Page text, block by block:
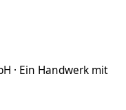
· Ein Handwerk mit